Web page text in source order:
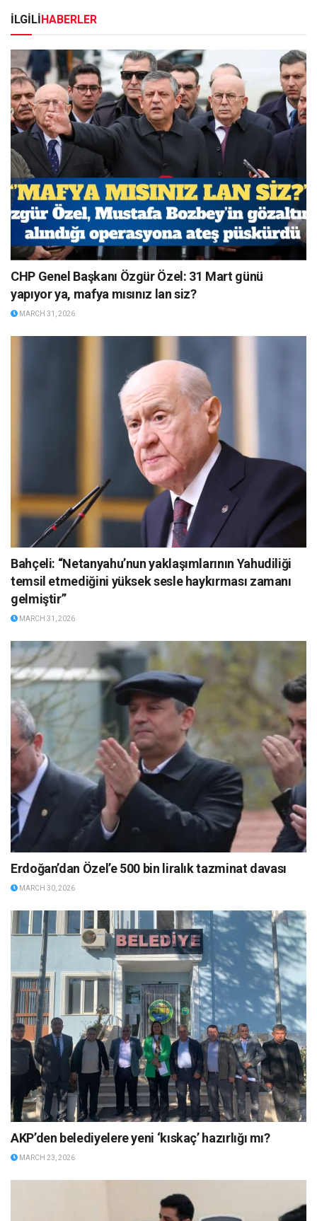
İLGİLİHABERLER
CHP Genel Başkanı Özgür Özel: 31 Mart günü
yapıyor ya, mafya mısınız lan siz?
MARCH 31, 2026
Bahçeli: “Netanyahu’nun yaklaşımlarının Yahudiliği
temsil etmediğini yüksek sesle haykırması zamanı
gelmiştir”
MARCH 31, 2026
Erdoğan’dan Özel’e 500 bin liralık tazminat davası
MARCH 30, 2026
AKP’den belediyelere yeni ‘kıskaç’ hazırlığı mı?
MARCH 23, 2026